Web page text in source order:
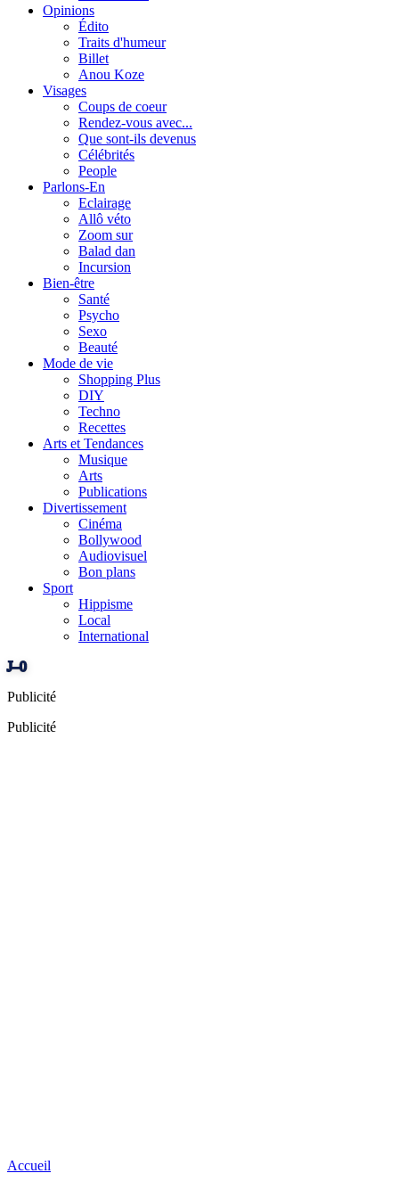
Opinions
Édito
Traits d'humeur
Billet
Anou Koze
Visages
Coups de coeur
Rendez-vous avec...
Que sont-ils devenus
Célébrités
People
Parlons-En
Eclairage
Allô véto
Zoom sur
Balad dan
Incursion
Bien-être
Santé
Psycho
Sexo
Beauté
Mode de vie
Shopping Plus
DIY
Techno
Recettes
Arts et Tendances
Musique
Arts
Publications
Divertissement
Cinéma
Bollywood
Audiovisuel
Bon plans
Sport
Hippisme
Local
International
J–0
Publicité
Publicité
Accueil